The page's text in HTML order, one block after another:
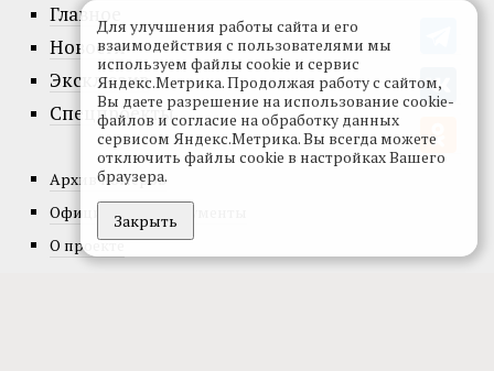
Главное
Новости
Эксклюзив
Спецпроекты
Архив номеров
Официальные документы
О проекте
Для улучшения работы сайта и его
взаимодействия с пользователями мы
используем файлы cookie и сервис
Яндекс.Метрика. Продолжая работу с сайтом,
Вы даете разрешение на использование cookie-
файлов и согласие на обработку данных
сервисом Яндекс.Метрика. Вы всегда можете
отключить файлы cookie в настройках Вашего
браузера.
Закрыть